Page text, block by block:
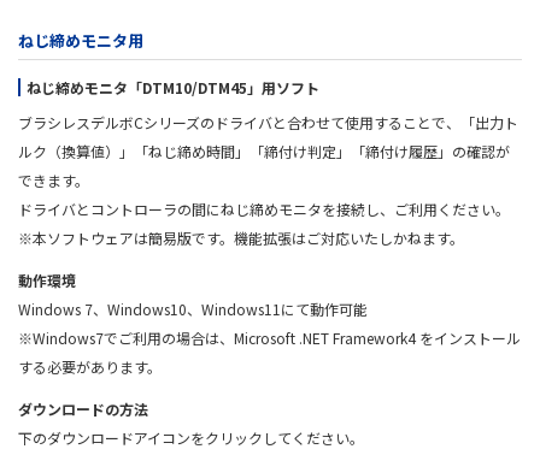
ねじ締めモニタ用
ねじ締めモニタ「DTM10/DTM45」用ソフト
ブラシレスデルボCシリーズのドライバと合わせて使用することで、「出力ト
ルク（換算値）」「ねじ締め時間」「締付け判定」「締付け履歴」の確認が
できます。
ドライバとコントローラの間にねじ締めモニタを接続し、ご利用ください。
※本ソフトウェアは簡易版です。機能拡張はご対応いたしかねます。
動作環境
Windows 7、Windows10、Windows11にて動作可能
※Windows7でご利用の場合は、Microsoft .NET Framework4 をインストール
する必要があります。
ダウンロードの方法
下のダウンロードアイコンをクリックしてください。